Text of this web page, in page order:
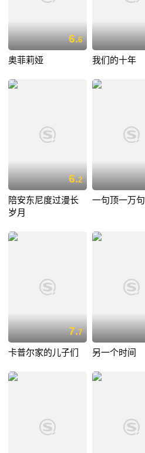
6.6
奥菲莉娅 我们的十年
6.2
陪安东尼度过漫长
岁月
一句顶一万句
7.7
卡普尔家的儿子们 另一个时间